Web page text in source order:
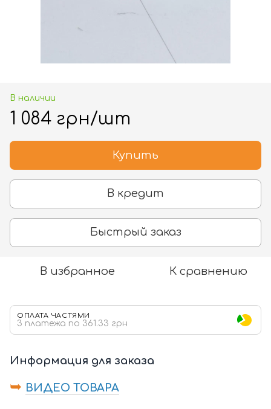
В наличии
1 084 грн/шт
Купить
В кредит
Быстрый заказ
В избранное К сравнению
ОПЛАТА ЧАСТЯМИ
3 платежа по 361.33 грн
Информация для заказа
➥ ВИДЕО ТОВАРА